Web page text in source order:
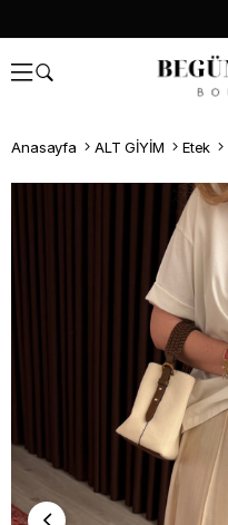
Anasayfa ALT GİYİM Etek
Whatsapp İle Sipariş ver